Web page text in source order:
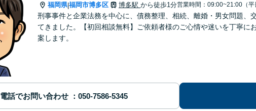
福岡県|福岡市博多区 博多駅 から徒歩1分営業時間：09:00~21:00（平
刑事事件と企業法務を中心に、債務整理、相続、離婚・男女問題、
てきました。【初回相談無料】ご依頼者様のご心情や迷いを丁寧に
案します。
電話でお問い合わせ